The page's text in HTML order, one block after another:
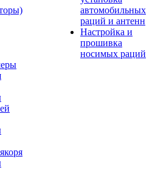
автомобильных
раций и антенн
Настройка и
прошивка
носимых раций